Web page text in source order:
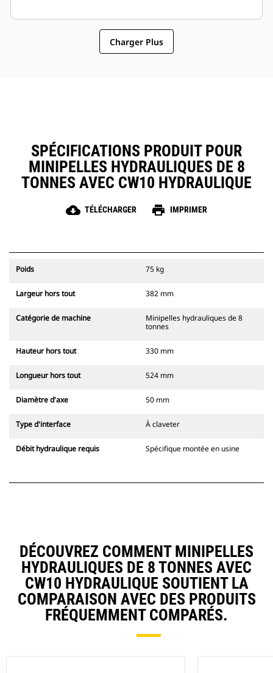
Charger Plus
SPÉCIFICATIONS PRODUIT POUR
MINIPELLES HYDRAULIQUES DE 8
TONNES AVEC CW10 HYDRAULIQUE
cloud_download TÉLÉCHARGER print IMPRIMER
Poids 75 kg
Largeur hors tout 382 mm
Catégorie de machine
Minipelles hydrauliques de 8
tonnes
Hauteur hors tout 330 mm
Longueur hors tout 524 mm
Diamètre d'axe 50 mm
Type d'interface À claveter
Débit hydraulique requis Spécifique montée en usine
DÉCOUVREZ COMMENT MINIPELLES
HYDRAULIQUES DE 8 TONNES AVEC
CW10 HYDRAULIQUE SOUTIENT LA
COMPARAISON AVEC DES PRODUITS
FRÉQUEMMENT COMPARÉS.